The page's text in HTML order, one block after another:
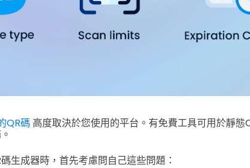
QR碼 高度取決於您使用的平台。有免費工具可用於靜態
生成器時，首先考慮問自己這些問題：